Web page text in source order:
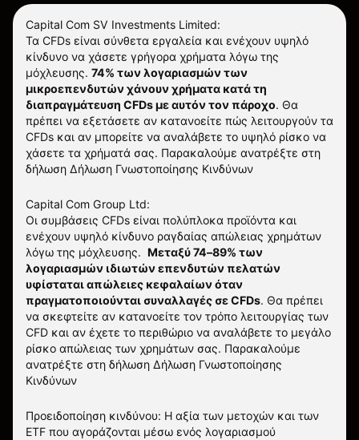
Capital Com SV Investments Limited:
Τα CFDs είναι σύνθετα εργαλεία και ενέχουν υψηλό
κίνδυνο να χάσετε γρήγορα χρήματα λόγω της
μόχλευσης. 74% των λογαριασμών των
μικροεπενδυτών χάνουν χρήματα κατά τη
διαπραγμάτευση CFDs με αυτόν τον πάροχο. Θα
πρέπει να εξετάσετε αν κατανοείτε πώς λειτουργούν τα
CFDs και αν μπορείτε να αναλάβετε το υψηλό ρίσκο να
χάσετε τα χρήματά σας. Παρακαλούμε ανατρέξτε στη
δήλωση Δήλωση Γνωστοποίησης Κινδύνων
Capital Com Group Ltd:
Οι συμβάσεις CFDs είναι πολύπλοκα προϊόντα και
ενέχουν υψηλό κίνδυνο ραγδαίας απώλειας χρημάτων
λόγω της μόχλευσης. Μεταξύ 74–89% των
λογαριασμών ιδιωτών επενδυτών πελατών
υφίσταται απώλειες κεφαλαίων όταν
πραγματοποιούνται συναλλαγές σε CFDs. Θα πρέπει
να σκεφτείτε αν κατανοείτε τον τρόπο λειτουργίας των
CFD και αν έχετε το περιθώριο να αναλάβετε το μεγάλο
ρίσκο απώλειας των χρημάτων σας. Παρακαλούμε
ανατρέξτε στη δήλωση Δήλωση Γνωστοποίησης
Κινδύνων
Προειδοποίηση κινδύνου: Η αξία των μετοχών και των
ETF που αγοράζονται μέσω ενός λογαριασμού